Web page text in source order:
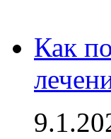
Как